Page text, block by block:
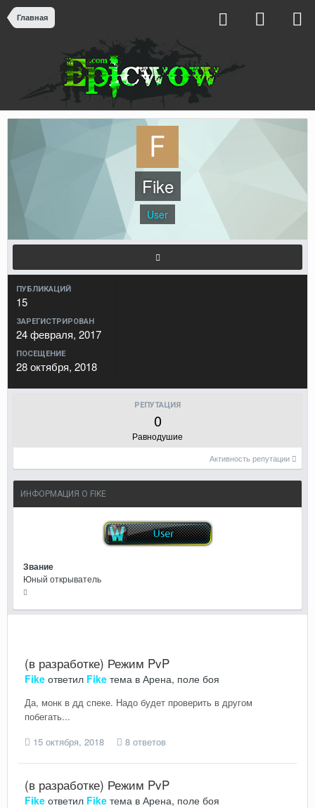
Главная
Fike
User
ПУБЛИКАЦИЙ
15
ЗАРЕГИСТРИРОВАН
24 февраля, 2017
ПОСЕЩЕНИЕ
28 октября, 2018
РЕПУТАЦИЯ
0
Равнодушие
Активность репутации
ИНФОРМАЦИЯ О FIKE
Звание
Юный открыватель
(в разработке) Режим PvP
Fike ответил Fike тема в Арена, поле боя
Да, монк в дд спеке. Надо будет проверить в другом
побегать...
15 октября, 2018
8 ответов
(в разработке) Режим PvP
Fike ответил Fike тема в Арена, поле боя